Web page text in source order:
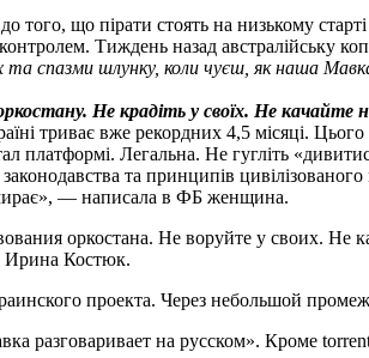
що пірати стоять на низькому
Тиждень назад австралійську
та спазми шлунку, коли чуєш, як наша
Не крадіть у своїх. Не
триває вже рекордних 4,5 місяці.
платформі. Легальна. Не гугліть
та принципів цивілізованого
— написала в ФБ женщина.
оркостана. Не воруйте у своих. Не
Ирина Костюк.
проекта. Через небольшой
разговаривает на русском». Кроме